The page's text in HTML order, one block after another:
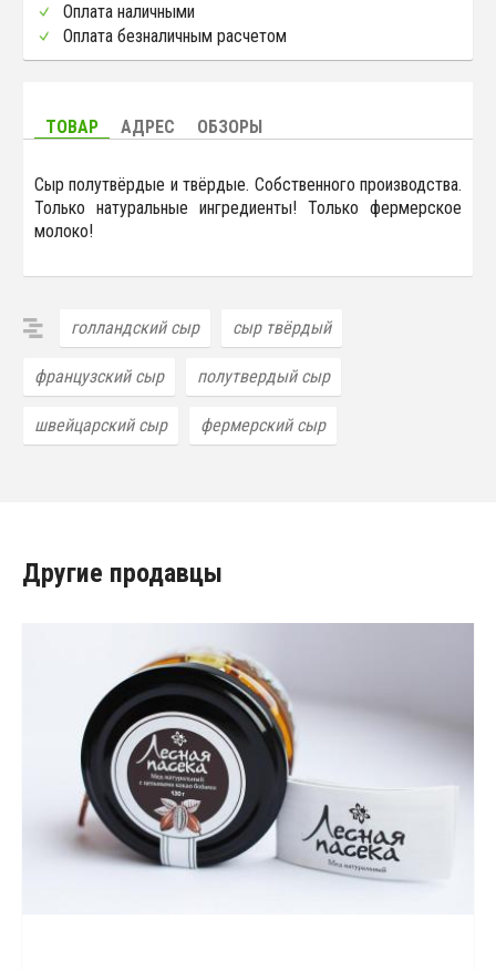
Оплата наличными
Оплата безналичным расчетом
ТОВАР АДРЕС ОБЗОРЫ
Сыр полутвёрдые и твёрдые. Собственного производства.
Только натуральные ингредиенты! Только фермерское
молоко!
голландский сыр сыр твёрдый
французский сыр полутвердый сыр
швейцарский сыр фермерский сыр
Другие продавцы